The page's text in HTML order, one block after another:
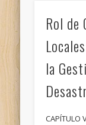
Rol de
la
CAPÍTULO